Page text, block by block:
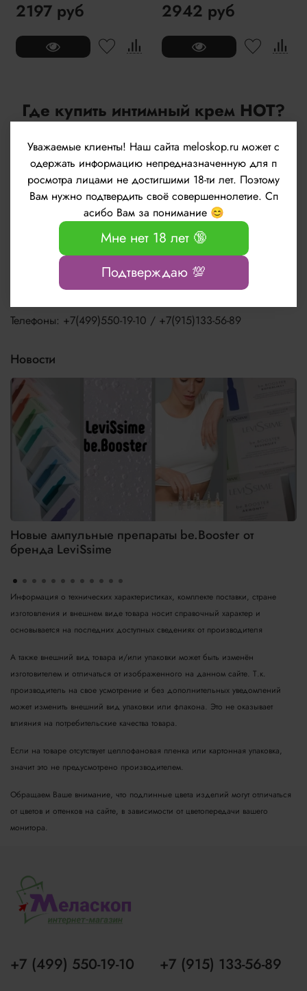
2197 руб 2942 руб
Где купить интимный крем HOT?
Купить интимный крем HOT Вы можете в нашем в интернет-
магазине для взрослых Мелоскоп. У нас большой выбор
интимных кремов HOT по выгодным ценам. Есть как
доставка, так и самовывоз из пунктов выдачи по всей
территории России, в Армению, в республику Беларусь,
Казахстан и Киргизию!
Часы работы интернет-магазина (call-центр): с 10.00 до
18.00 по будням
E-mail: zakaz@meloskop.ru
Телефоны: +7(499)550-19-10 / +7(915)133-56-89
Новости
Новые ампульные препараты be.Booster от
бренда LeviSsime
Информация о технических характеристиках, комплекте поставки, стране
изготовления и внешнем виде товара носит справочный характер и
основывается на последних доступных сведениях от производителя
А также внешний вид товара и/или упаковки может быть изменён
изготовителем и отличаться от изображенного на данном сайте. Т.к.
производитель на свое усмотрение и без дополнительных уведомлений
может изменить внешний вид упаковки или флакона. Это не оказывает
влияния на потребительские качества товара.
Если на товаре отсутствует целлофановая пленка или картонная упаковка,
значит это не предусмотрено производителем.
Обращаем Ваше внимание, что подлинные цвета изделий могут отличаться
от цветов и оттенков на сайте, в зависимости от цветопередачи вашего
монитора.
+7 (499) 550-19-10 +7 (915) 133-56-89
Уважаемые клиенты! Наш сайта meloskop.ru может с
одержать информацию непредназначенную для п
росмотра лицами не достигшими 18-ти лет. Поэтому
Вам нужно подтвердить своё совершеннолетие. Сп
асибо Вам за понимание 😊
Мне нет 18 лет 🔞
Подтверждаю 💯